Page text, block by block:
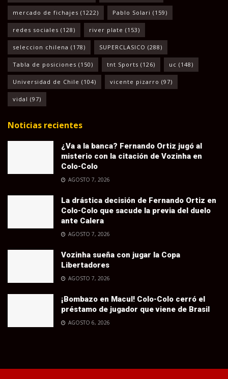
mercado de fichajes (1222) Pablo Solari (159)
redes sociales (128) river plate (153)
seleccion chilena (178) SUPERCLASICO (288)
Tabla de posiciones (150) tnt Sports (126) uc (148)
Universidad de Chile (104) vicente pizarro (97)
vidal (97)
Noticias recientes
¿Va a la banca? Fernando Ortiz jugó al
misterio con la citación de Vozinha en
Colo-Colo
AGOSTO 7, 2026
La drástica decisión de Fernando Ortiz en
Colo-Colo que sacude la previa del duelo
ante Calera
AGOSTO 7, 2026
Vozinha sueña con jugar la Copa
Libertadores
AGOSTO 7, 2026
¡Bombazo en Macul! Colo-Colo cerró el
préstamo de jugador que viene de Brasil
AGOSTO 6, 2026